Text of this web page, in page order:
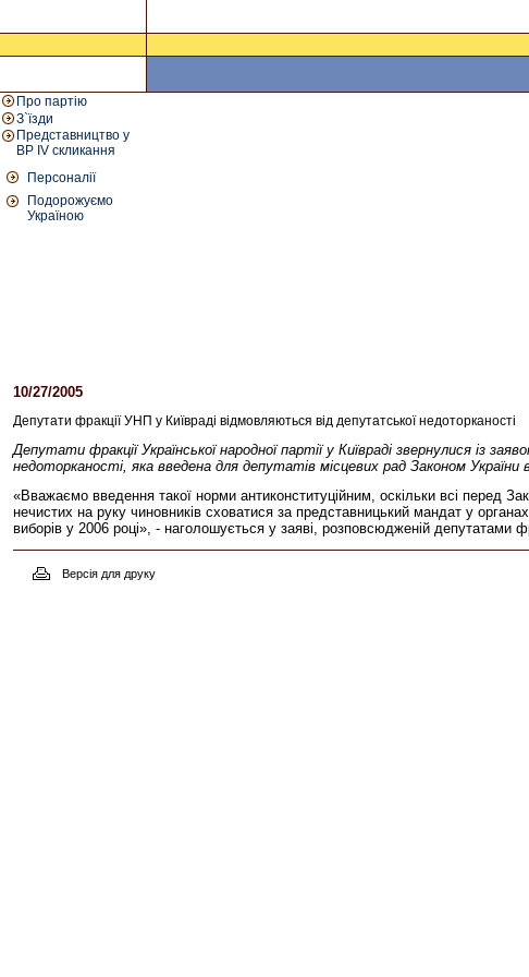
Про партію
З`їзди
Представництво у
ВР IV скликання
Персоналії
Подорожуємо
Україною
10/27/2005
Депутати фракції УНП у Київраді відмовляються від депутатської недоторканості
Депутати фракції Української народної партії у Київраді звернулися із
недоторканості, яка введена для депутатів місцевих рад Законом
«Вважаємо введення такої норми антиконституційним, оскільки всі перед
нечистих на руку чиновників сховатися за представницький мандат у
виборів у 2006 році», - наголошується у заяві, розповсюдженій депутатами
Версія для друку